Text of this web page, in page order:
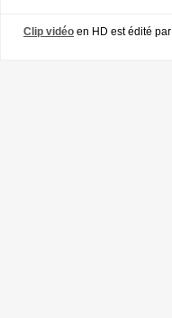
Clip vidéo en HD est édité par